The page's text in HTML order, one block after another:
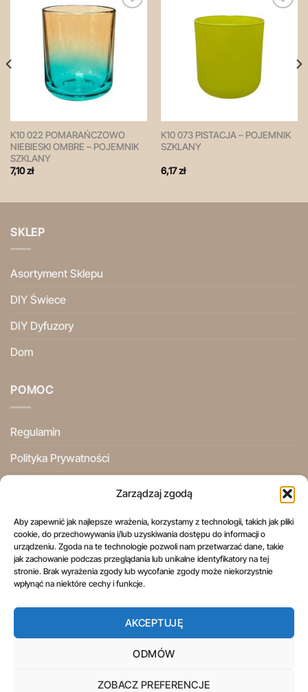
Zarządzaj zgodą
Aby zapewnić jak najlepsze wrażenia, korzystamy z technologii, takich jak pliki
cookie, do przechowywania i/lub uzyskiwania dostępu do informacji o
urządzeniu. Zgoda na te technologie pozwoli nam przetwarzać dane, takie
jak zachowanie podczas przeglądania lub unikalne identyfikatory na tej
stronie. Brak wyrażenia zgody lub wycofanie zgody może niekorzystnie
wpłynąć na niektóre cechy i funkcje.
AKCEPTUJĘ
ODMÓW
ZOBACZ PREFERENCJE
Zapisz
później!
K10 022 POMARAŃCZOWO
NIEBIESKI OMBRE – POJEMNIK
SZKLANY
7,10zł
K10 073 PISTACJA – POJEMNIK
SZKLANY
6,17zł
SKLEP
Asortyment Sklepu
DIY Świece
DIY Dyfuzory
Dom
POMOC
Regulamin
Polityka Prywatności
Prawo do odstąpienia od umowy
POLITYKA PRYWATNOŚCI
OGÓLNE WARUNKI UŻYTKOWANIA
INFORMACJE PRAWNE
PRAWO DO ODSTĄPIENIA OD UMOWY